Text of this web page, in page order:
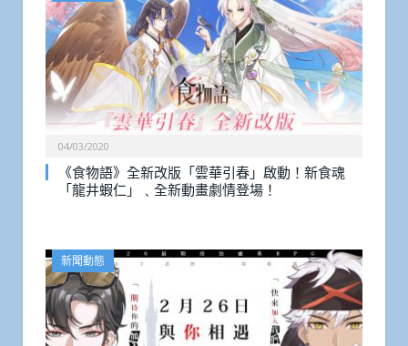
04/03/2020
《食物語》全新改版「雲華引春」啟動！新食魂
「龍井蝦仁」﹑全新動畫劇情登場！
新聞動態